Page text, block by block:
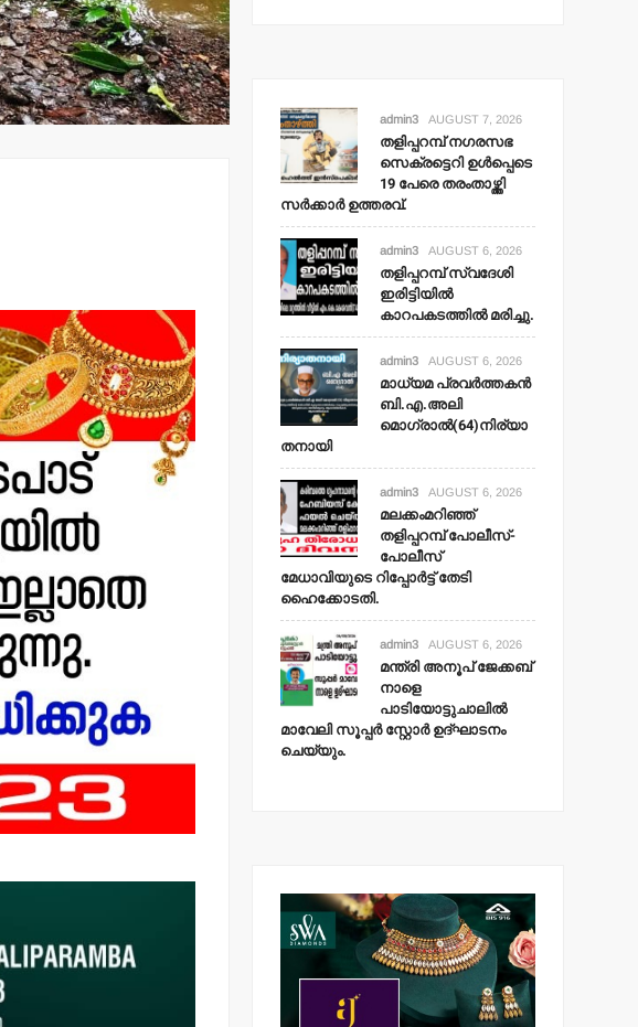
admin3 AUGUST 7, 2026
തളിപ്പറമ്പ് നഗരസഭ
സെക്രട്ടെറി ഉള്‍പ്പെടെ
19 പേരെ തരംതാഴ്ത്തി
സര്‍ക്കാര്‍ ഉത്തരവ്.
admin3 AUGUST 6, 2026
തളിപ്പറമ്പ് സ്വദേശി
ഇരിട്ടിയില്‍
കാറപകടത്തില്‍ മരിച്ചു.
admin3 AUGUST 6, 2026
മാധ്യമ പ്രവര്‍ത്തകന്‍
ബി.എ.അലി
മൊഗ്രാല്‍(64)നിര്യാ
തനായി
admin3 AUGUST 6, 2026
മലക്കംമറിഞ്ഞ്
തളിപ്പറമ്പ് പോലീസ്-
പോലീസ്
മേധാവിയുടെ റിപ്പോര്‍ട്ട് തേടി
ഹൈക്കോടതി.
admin3 AUGUST 6, 2026
മന്ത്രി അനൂപ് ജേക്കബ്
നാളെ
പാടിയോട്ടുചാലില്‍
മാവേലി സൂപ്പര്‍ സ്റ്റോര്‍ ഉദ്ഘാടനം
ചെയ്യും.